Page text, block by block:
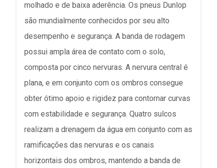
molhado e de baixa aderência. Os pneus Dunlop
são mundialmente conhecidos por seu alto
desempenho e segurança. A banda de rodagem
possui ampla área de contato com o solo,
composta por cinco nervuras. A nervura central é
plana, e em conjunto com os ombros consegue
obter ótimo apoio e rigidez para contornar curvas
com estabilidade e segurança. Quatro sulcos
realizam a drenagem da água em conjunto com as
ramificações das nervuras e os canais
horizontais dos ombros, mantendo a banda de